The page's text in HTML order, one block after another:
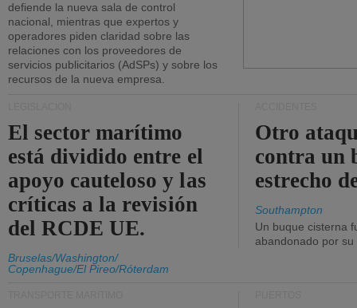
defiende la nueva sala de control
nacional, mientras que expertos y
operadores piden claridad sobre las
relaciones con los proveedores de
servicios publicitarios (AdSPs) y sobre los
recursos de la nueva empresa.
El sector marítimo
está dividido entre el
apoyo cauteloso y las
críticas a la revisión
del RCDE UE.
Bruselas/Washington/
Copenhague/El Pireo/Róterdam
Otro
contra un
estrecho
Southampton
Un buque cisterna
abandonado por su